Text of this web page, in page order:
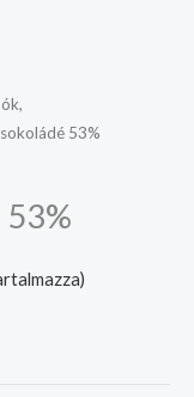
53%